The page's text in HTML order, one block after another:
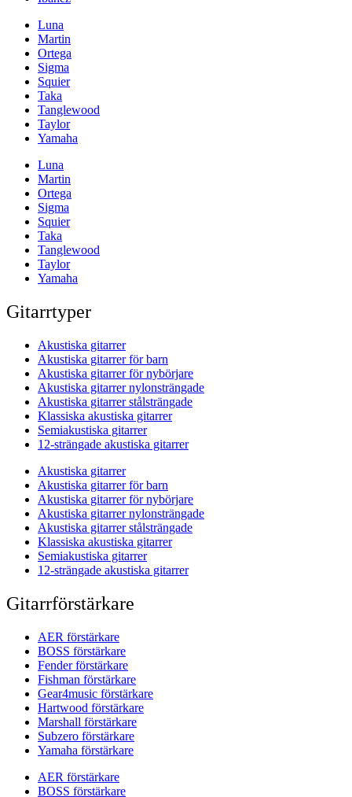
Luna
Martin
Ortega
Sigma
Squier
Taka
Tanglewood
Taylor
Yamaha
Luna
Martin
Ortega
Sigma
Squier
Taka
Tanglewood
Taylor
Yamaha
Gitarrtyper
Akustiska gitarrer
Akustiska gitarrer för barn
Akustiska gitarrer för nybörjare
Akustiska gitarrer nylonsträngade
Akustiska gitarrer stålsträngade
Klassiska akustiska gitarrer
Semiakustiska gitarrer
12-strängade akustiska gitarrer
Akustiska gitarrer
Akustiska gitarrer för barn
Akustiska gitarrer för nybörjare
Akustiska gitarrer nylonsträngade
Akustiska gitarrer stålsträngade
Klassiska akustiska gitarrer
Semiakustiska gitarrer
12-strängade akustiska gitarrer
Gitarrförstärkare
AER förstärkare
BOSS förstärkare
Fender förstärkare
Fishman förstärkare
Gear4music förstärkare
Hartwood förstärkare
Marshall förstärkare
Subzero förstärkare
Yamaha förstärkare
AER förstärkare
BOSS förstärkare